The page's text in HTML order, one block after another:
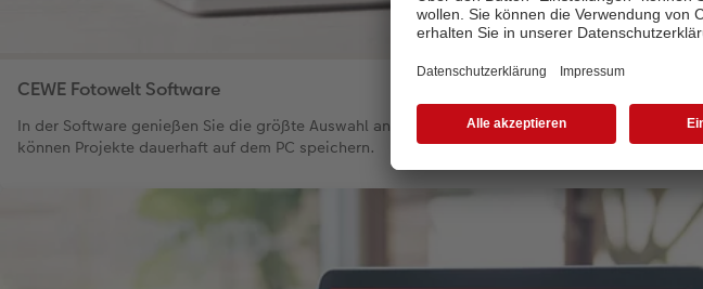
CEWE Fotowelt Software
In der Software genießen Sie die größte Auswahl an Produkten und Gestaltungsoptionen – und
können Projekte dauerhaft auf dem PC speichern.